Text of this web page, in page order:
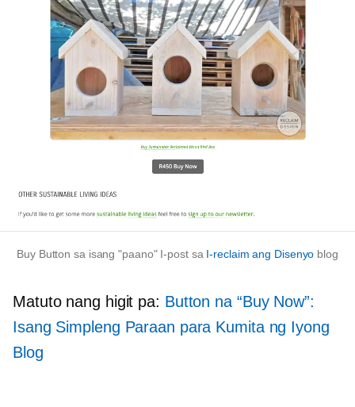
Buy Button sa isang"paano"I-post sa I-reclaim ang Disenyo blog
Matuto nang higit pa: Button na “Buy Now”:
Isang Simpleng Paraan para Kumita ng Iyong
Blog